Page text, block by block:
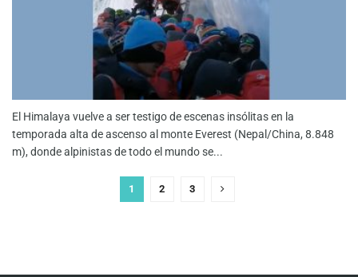
El Himalaya vuelve a ser testigo de escenas insólitas en la
temporada alta de ascenso al monte Everest (Nepal/China, 8.848
m), donde alpinistas de todo el mundo se...
1 2 3